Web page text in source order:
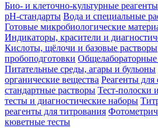
Био- и клеточно-культурные реагенты
pH-стандарты Вода и специальные
Готовые микробиологические
Индикаторы, красители и
Кислоты, щёлочи и базовые растворы
пробоподготовки
Питательные среды, агары и бульоны
органические вещества Реагенты для
стандартные растворы Тест-полоски
тесты и диагностические наборы
реагенты для титрования
кюветные тесты